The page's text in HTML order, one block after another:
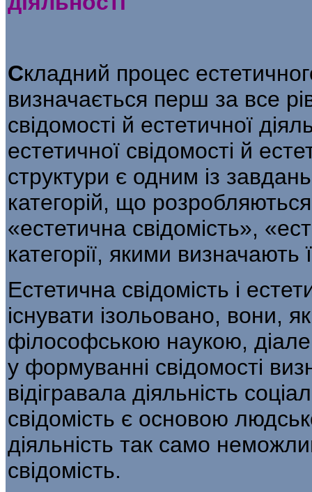
Складний процес
визнача­ється перш за все
свідомості й ес­тетичної
естетичної свідомості й
структури є одним із
категорій, що
«естетична свідомість»,
категорії, якими визначають
Естетична свідомість і
існувати ізольовано, вони,
філософською наукою,
у формуванні свідомості
відігравала діяльність
свідомість є основою
діяльність так само
свідо­мість.